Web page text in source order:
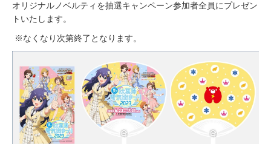
オリジナルノベルティを抽選キャンペーン参加者全員にプレゼン
トいたします。
※なくなり次第終了となります。